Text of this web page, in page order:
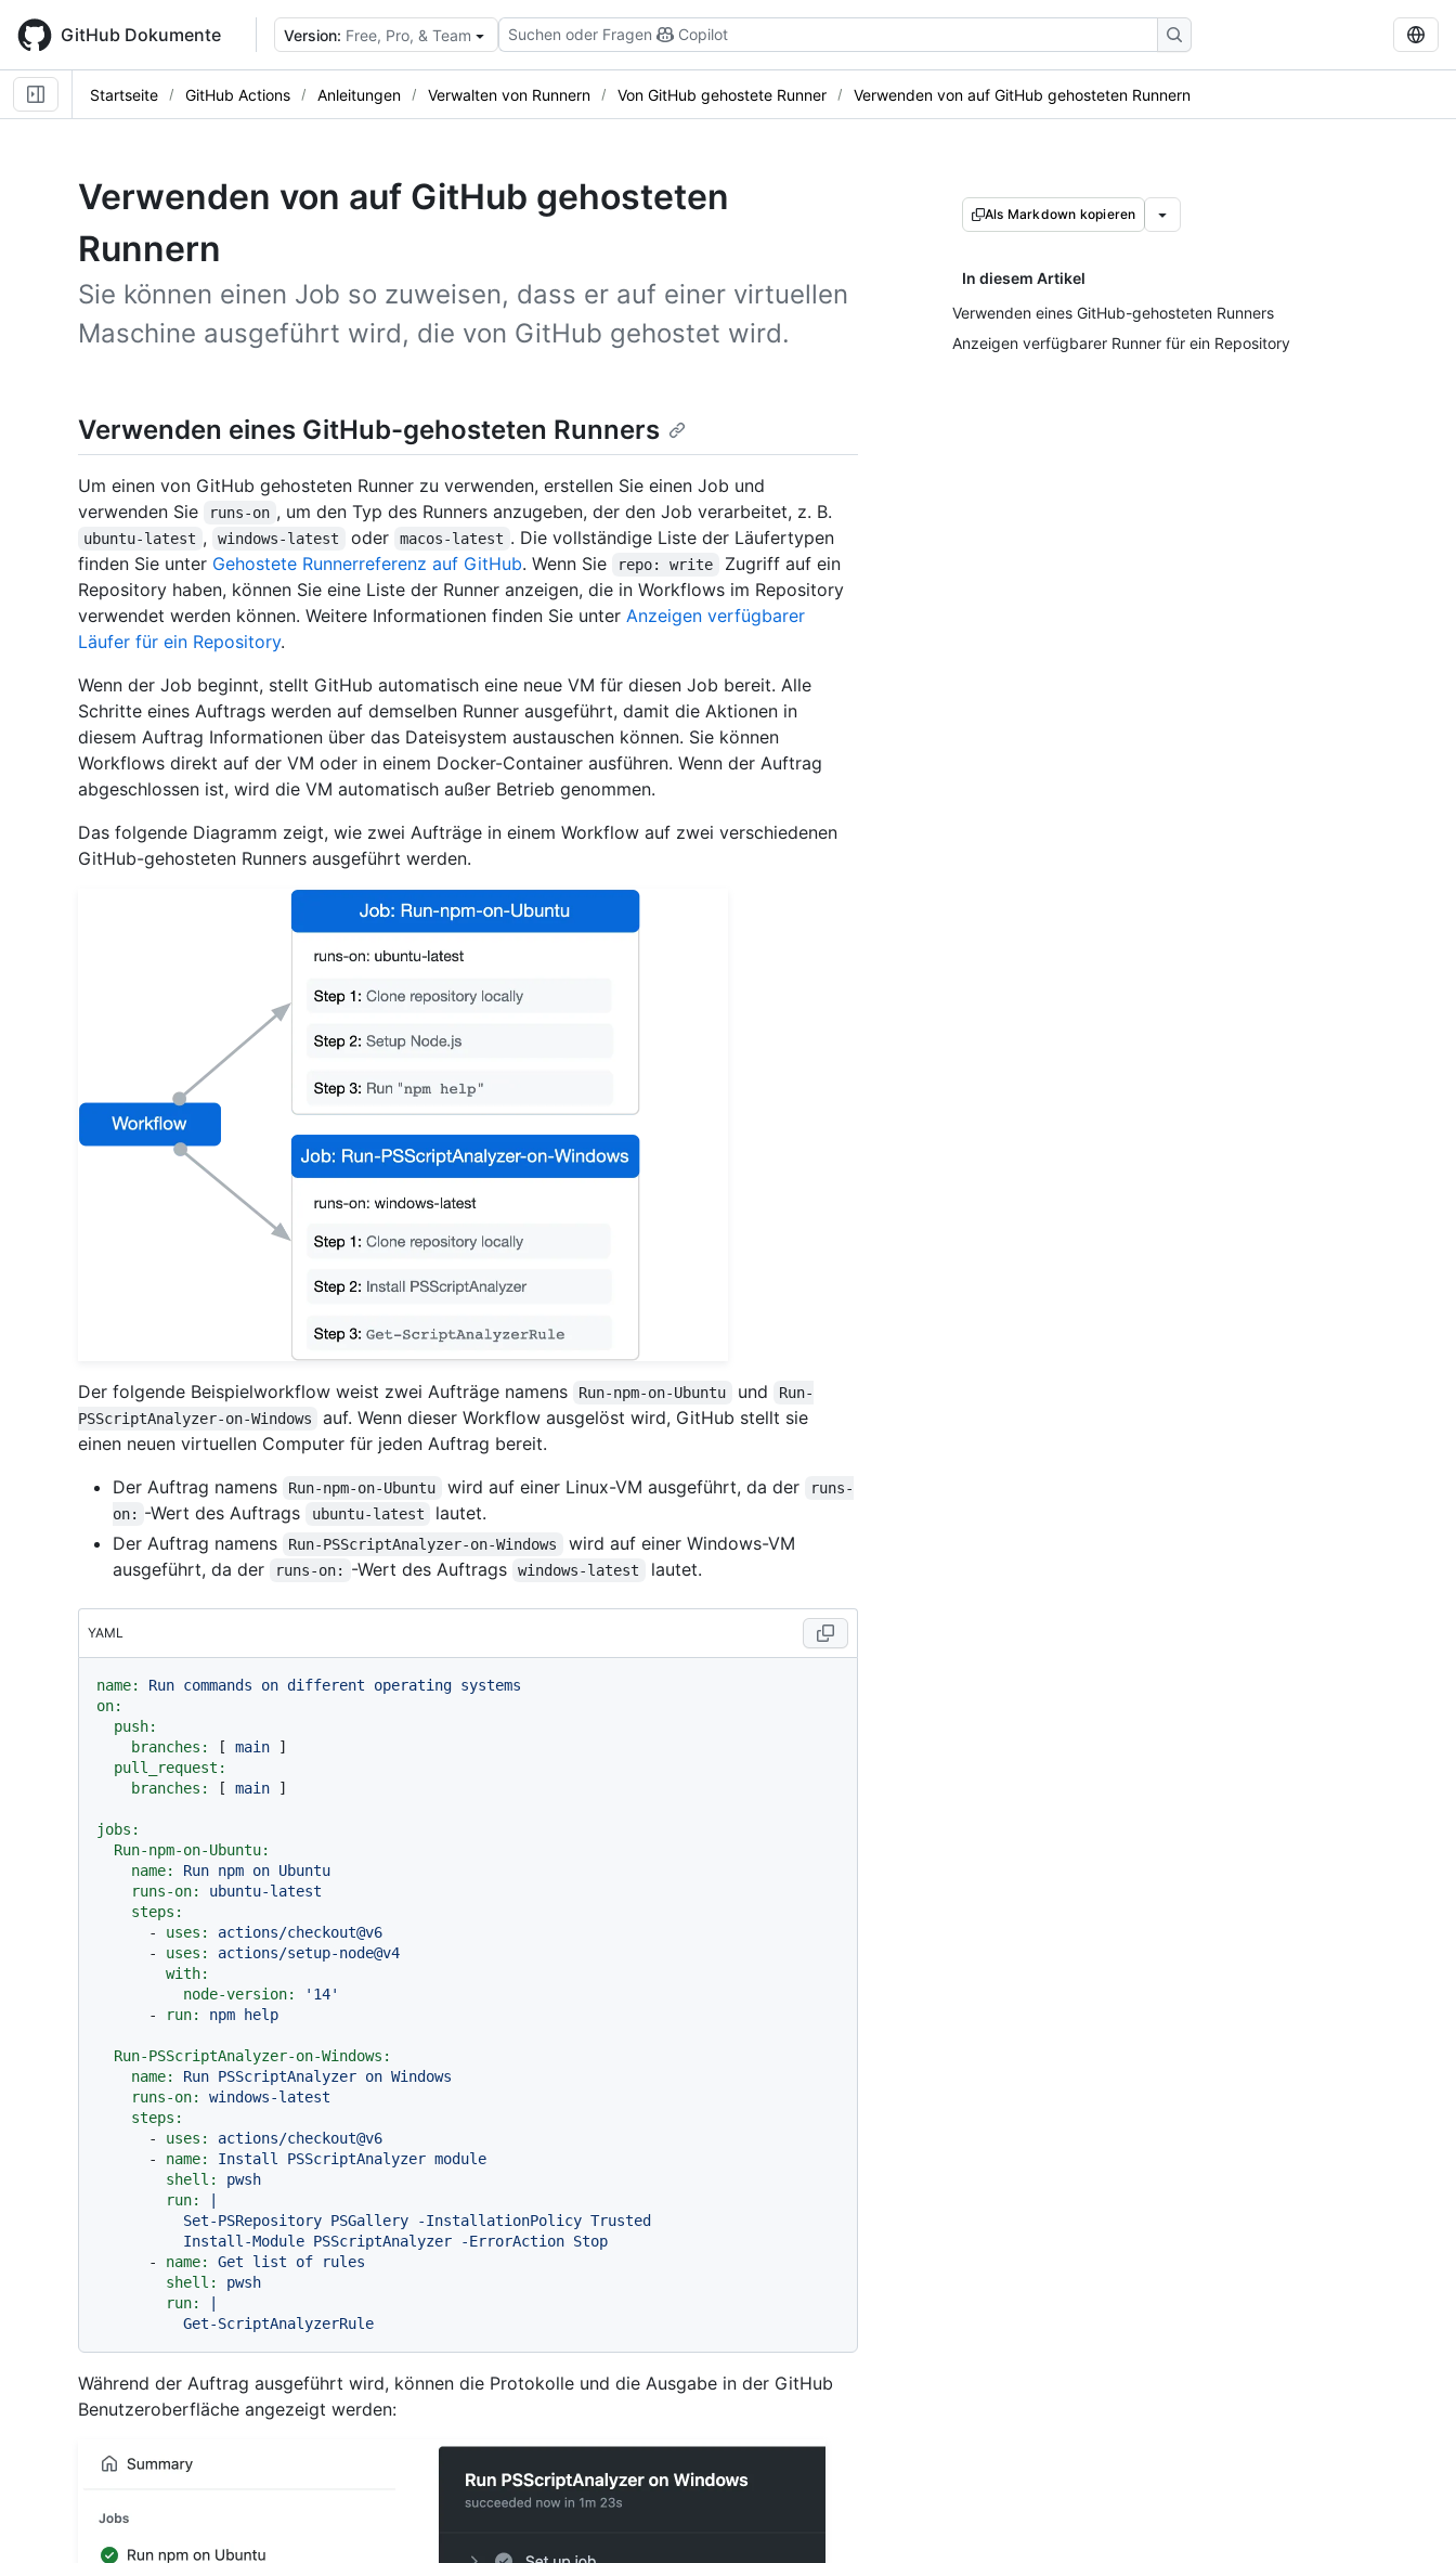
main
content
GitHub Dokumente Version: Free, Pro, & Team Suchen oder Fragen Copilot
Startseite GitHub Actions Anleitungen Verwalten von Runnern Von GitHub gehostete Runner Verwenden von auf GitHub gehosteten Runnern
Verwenden von auf GitHub gehosteten
Runnern
Sie können einen Job so zuweisen, dass er auf einer virtuellen
Maschine ausgeführt wird, die von GitHub gehostet wird.
Als Markdown kopieren
In diesem Artikel
Verwenden eines GitHub-gehosteten Runners
Anzeigen verfügbarer Runner für ein Repository
Verwenden eines GitHub-gehosteten Runners
Um einen von GitHub gehosteten Runner zu verwenden, erstellen Sie einen Job und
verwenden Sie
runs-on , um den Typ des Runners anzugeben, der den Job verarbeitet, z. B.
ubuntu-latest , windows-latest oder macos-latest . Die vollständige Liste der Läufertypen
finden Sie unter Gehostete Runnerreferenz auf GitHub. Wenn Sie repo: write
Zugriff auf ein
Repository haben, können Sie eine Liste der Runner anzeigen, die in Workflows im Repository
verwendet werden können. Weitere Informationen finden Sie unter Anzeigen verfügbarer
Läufer für ein Repository.
Wenn der Job beginnt, stellt GitHub automatisch eine neue VM für diesen Job bereit. Alle
Schritte eines Auftrags werden auf demselben Runner ausgeführt, damit die Aktionen in
diesem Auftrag Informationen über das Dateisystem austauschen können. Sie können
Workflows direkt auf der VM oder in einem Docker-Container ausführen. Wenn der Auftrag
abgeschlossen ist, wird die VM automatisch außer Betrieb genommen.
Das folgende Diagramm zeigt, wie zwei Aufträge in einem Workflow auf zwei verschiedenen
GitHub-gehosteten Runners ausgeführt werden.
Der folgende Beispielworkflow weist zwei Aufträge namens Run-npm-on-Ubuntu und
Run-
PSScriptAnalyzer-on-Windows
auf. Wenn dieser Workflow ausgelöst wird, GitHub stellt sie
einen neuen virtuellen Computer für jeden Auftrag bereit.
Der Auftrag namens
Run-npm-on-Ubuntu wird auf einer Linux-VM ausgeführt, da der
runs-
on: -Wert des Auftrags ubuntu-latest
lautet.
Der Auftrag namens
Run-PSScriptAnalyzer-on-Windows
wird auf einer Windows-VM
ausgeführt, da der
runs-on: -Wert des Auftrags windows-latest lautet.
YAML
name: Run commands on different operating systems
on:
push:
branches:
[ main ]
pull_request:
branches:
[ main ]
jobs:
Run-npm-on-Ubuntu:
name:
Run npm on Ubuntu
runs-on:
ubuntu-latest
steps:
-
uses:
actions/checkout@v6
-
uses:
actions/setup-node@v4
with:
node-version:
'14'
-
run: npm help
Run-PSScriptAnalyzer-on-Windows:
name:
Run PSScriptAnalyzer on Windows
runs-on:
windows-latest
steps:
-
uses:
actions/checkout@v6
-
name: Install PSScriptAnalyzer module
shell:
pwsh
run:
-
name: Get list of
rules
shell:
pwsh
run:
Während der Auftrag ausgeführt wird, können die Protokolle und die Ausgabe in der GitHub
Benutzeroberfläche angezeigt werden: